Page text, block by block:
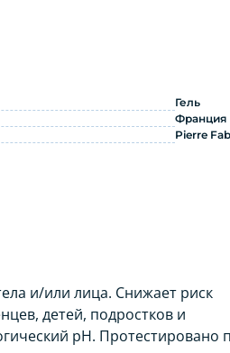
Гель
Франция
Pierre
и/или лица. Снижает риск
детей, подростков и
pH. Протестировано